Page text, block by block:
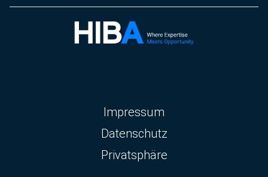
Navigation
überspringen
Impressum
Datenschutz
Privatsphäre